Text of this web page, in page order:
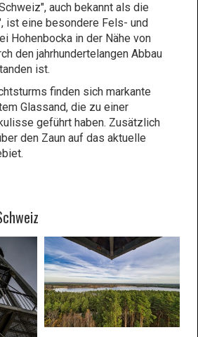
auch bekannt als die
ist eine besondere Fels- und
Hohenbocka in der Nähe von
den jahrhundertelangen Abbau
ist.
finden sich markante
Glassand, die zu einer
geführt haben. Zusätzlich
den Zaun auf das aktuelle